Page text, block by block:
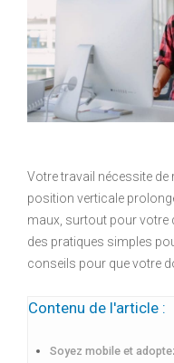
Votre travail nécessite de
position verticale
maux, surtout pour votre
des pratiques simples
conseils pour que votre
Contenu de l'article :
Soyez mobile et